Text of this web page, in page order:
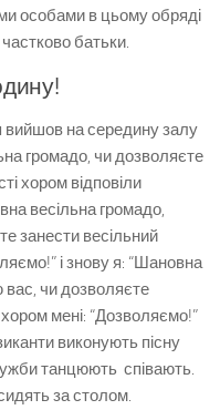
особами в цьому обряді
батьки.
вийшов на середину залу
громадо, чи дозволяєте
хором відповіли
весільна громадо,
занести весільний
і знову я: “Шановна
вас, чи дозволяєте
хором мені: “Дозволяємо!”
виконують пісну
танцюють співають.
за столом.